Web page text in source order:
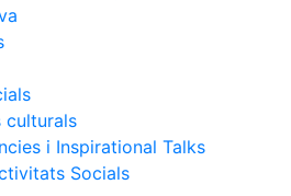
culturals
i Inspirational Talks
Socials